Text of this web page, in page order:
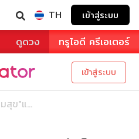
TH เข้าสู่ระบบ
ดูดวง ทรูไอดี ครีเอเตอร์
เข้าสู่ระบบ
สุข"แ...